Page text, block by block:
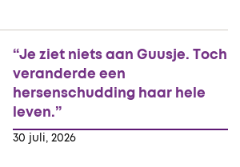
30 juli, 2026
“Je ziet niets aan Guusje. Toch
veranderde een
hersenschudding haar hele
leven.”